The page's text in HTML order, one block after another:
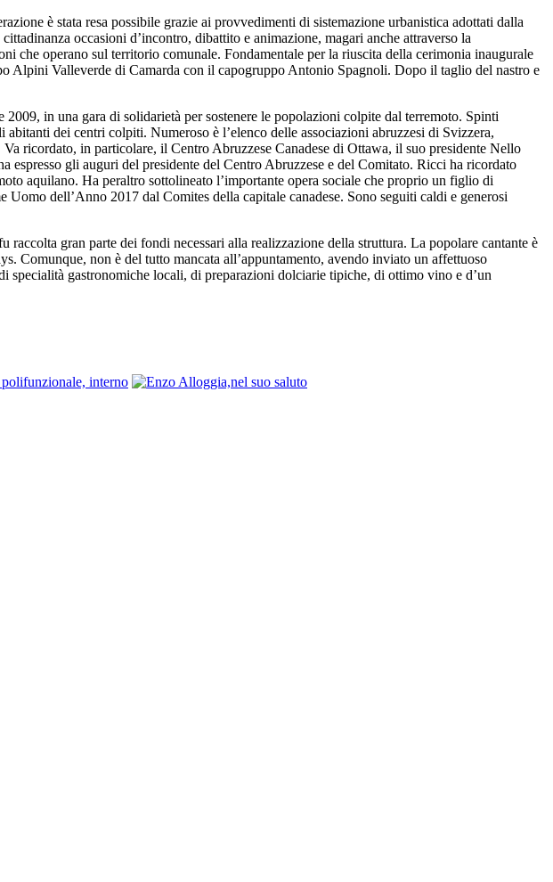
è stata resa possibile grazie ai provvedimenti di sistemazione urbanistica adottati dalla
occasioni d’incontro, dibattito e animazione, magari anche attraverso la
che operano sul territorio comunale. Fondamentale per la riuscita della cerimonia inaugurale
Alpini Valleverde di Camarda con il capogruppo Antonio Spagnoli. Dopo il taglio del nastro e
in una gara di solidarietà per sostenere le popolazioni colpite dal terremoto. Spinti
dei centri colpiti. Numeroso è l’elenco delle associazioni abruzzesi di Svizzera,
ricordato, in particolare, il Centro Abruzzese Canadese di Ottawa, il suo presidente Nello
gli auguri del presidente del Centro Abruzzese e del Comitato. Ricci ha ricordato
aquilano. Ha peraltro sottolineato l’importante opera sociale che proprio un figlio di
dell’Anno 2017 dal Comites della capitale canadese. Sono seguiti caldi e generosi
gran parte dei fondi necessari alla realizzazione della struttura. La popolare cantante è
Comunque, non è del tutto mancata all’appuntamento, avendo inviato un affettuoso
specialità gastronomiche locali, di preparazioni dolciarie tipiche, di ottimo vino e d’un